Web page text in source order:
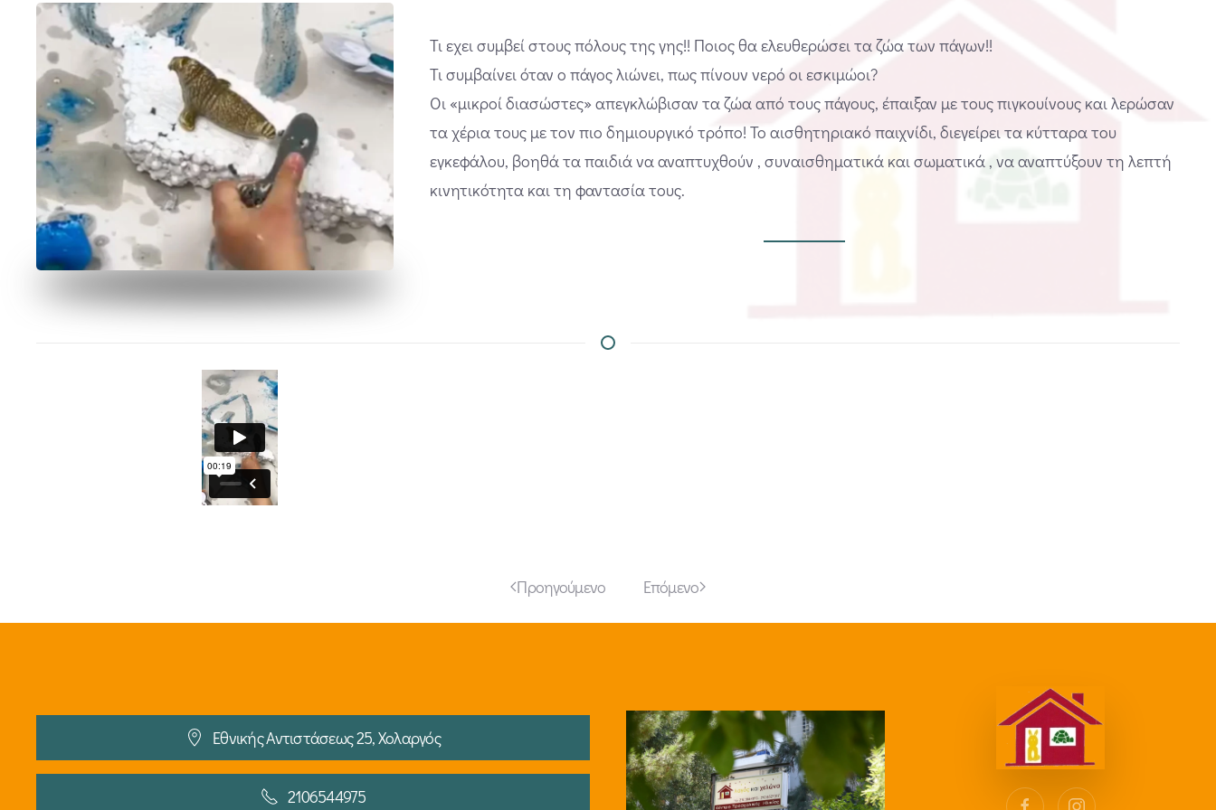
Τι εχει συμβεί στους πόλους της γης!! Ποιος θα ελευθερώσει τα ζώα των πάγων!!
Τι συμβαίνει όταν ο πάγος λιώνει, πως πίνουν νερό οι εσκιμώοι?
Οι «μικροί διασώστες» απεγκλώβισαν τα ζώα από τους πάγους, έπαιξαν με τους πιγκουίνους και λερώσαν
τα χέρια τους με τον πιο δημιουργικό τρόπο! Το αισθητηριακό παιχνίδι, διεγείρει τα κύτταρα του
εγκεφάλου, βοηθά τα παιδιά να αναπτυχθούν , συναισθηματικά και σωματικά , να αναπτύξουν τη λεπτή
κινητικότητα και τη φαντασία τους.
Προηγούμενο Επόμενο
Εθνικής Αντιστάσεως 25, Χολαργός
2106544975